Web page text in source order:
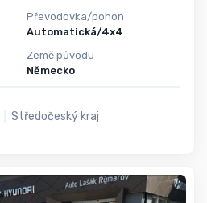
Převodovka/pohon
Automatická/4x4
Země původu
Německo
Středočeský kraj